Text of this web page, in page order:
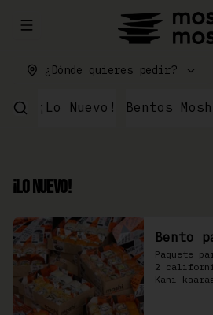
Abrir menu de navegación
¿Dónde quieres pedir?
¡Lo Nuevo! Bentos
¡Lo Nuevo!
Bento
Paquete
2
Kani